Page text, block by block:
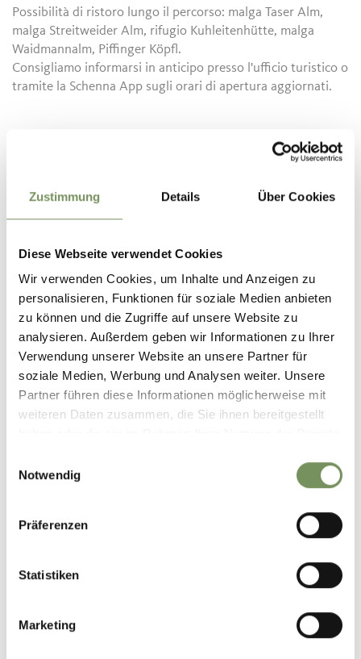
Zustimmung Details Über Cookies
Diese Webseite verwendet Cookies
Wir verwenden Cookies, um Inhalte und Anzeigen zu
personalisieren, Funktionen für soziale Medien anbieten
zu können und die Zugriffe auf unsere Website zu
analysieren. Außerdem geben wir Informationen zu Ihrer
Verwendung unserer Website an unsere Partner für
soziale Medien, Werbung und Analysen weiter. Unsere
Partner führen diese Informationen möglicherweise mit
weiteren Daten zusammen, die Sie ihnen bereitgestellt
Notwendig
Präferenzen
Statistiken
Marketing
Possibilità di ristoro lungo il percorso: malga Taser Alm,
malga Streitweider Alm, rifugio Kuhleitenhütte, malga
Waidmannalm, Piffinger Köpfl.
Consigliamo informarsi in anticipo presso l'ufficio turistico o
tramite la Schenna App sugli orari di apertura aggiornati.
Lunghezza 10,4 km
Difficoltà difficile
Dislivello discesa 560 hm
Punto più alto 2322 m
SCARICA DATI GPX
Tourismusverein Schenna
Erzherzog-Johann-Platz
1/D
NO